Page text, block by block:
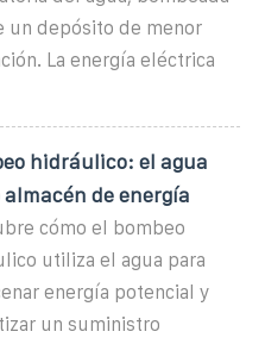
un depósito de menor
La energía eléctrica
hidráulico: el agua
almacén de energía
cómo el bombeo
utiliza el agua para
energía potencial y
un suministro